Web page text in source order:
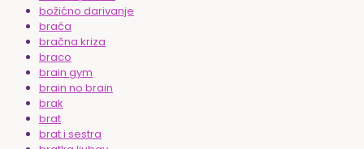
božićno darivanje
braća
bračna kriza
braco
brain gym
brain no brain
brak
brat
brat i sestra